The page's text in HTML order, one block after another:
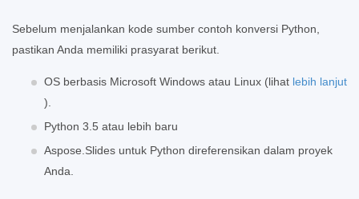
Sebelum menjalankan kode sumber contoh konversi Python,
pastikan Anda memiliki prasyarat berikut.
OS berbasis Microsoft Windows atau Linux (lihat lebih lanjut
).
Python 3.5 atau lebih baru
Aspose.Slides untuk Python direferensikan dalam proyek
Anda.